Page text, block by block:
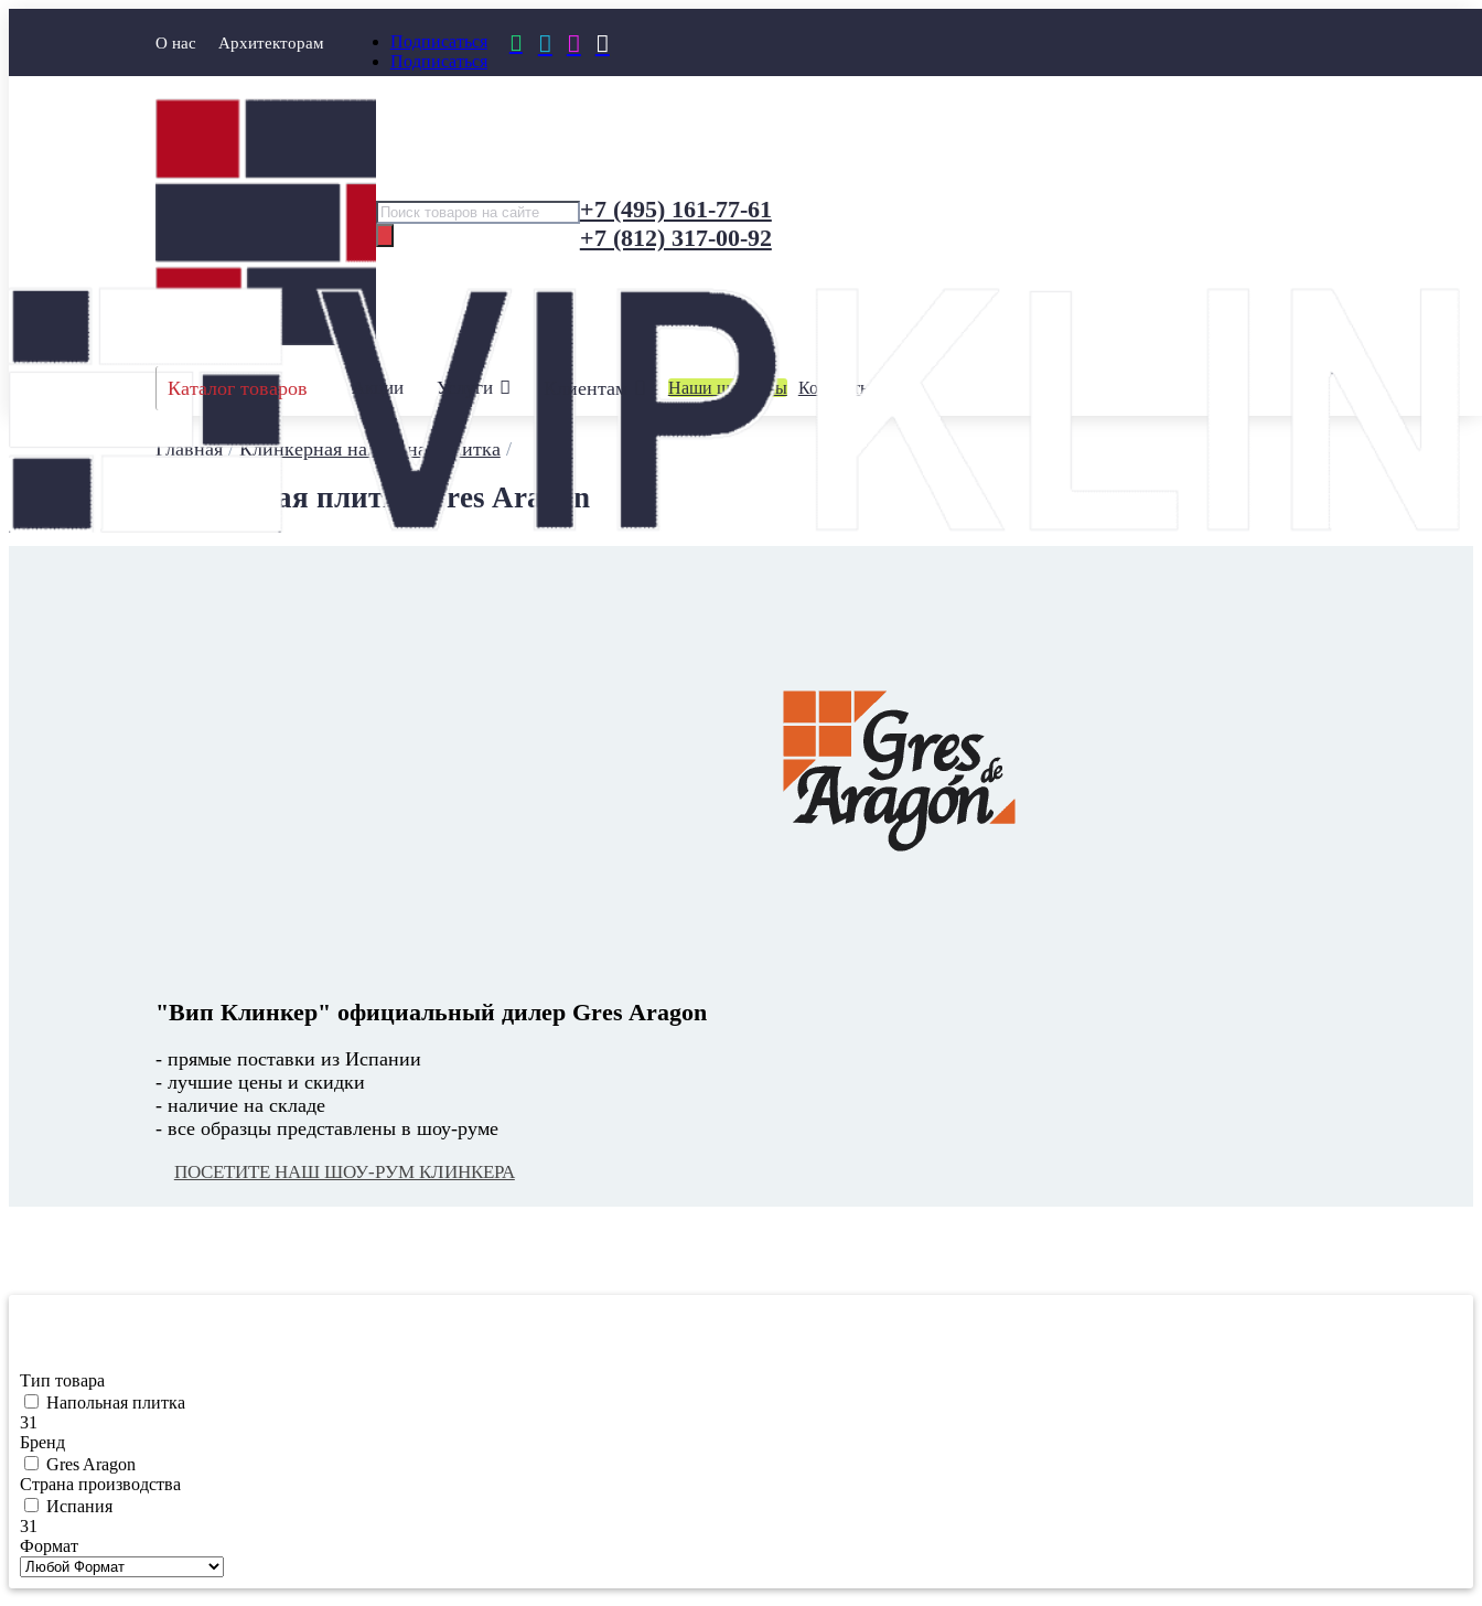
О нас Архитекторам
Подписаться
Подписаться
   
Поиск
товаров
+7 (495) 161-77-61
+7 (812) 317-00-92
Каталог товаров Акции Услуги Клиентам Наши шоурумы Контакты
Главная/Клинкерная напольная плитка/
Напольная плитка Gres Aragon
"Вип Клинкер" официальный дилер Gres Aragon
- прямые поставки из Испании
- лучшие цены и скидки
- наличие на складе
- все образцы представлены в шоу-руме
ПОСЕТИТЕ НАШ ШОУ-РУМ КЛИНКЕРА
Тип товара
Напольная плитка
31
Бренд
Gres Aragon
Страна производства
Испания
31
Формат